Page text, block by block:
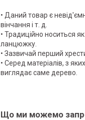
• Даний товар є
вінчання і т. д.
• Традиційно носиться
ланцюжку.
• Зазвичай перший
• Серед матеріалів, з
виглядає саме дерево.
Що ми можемо